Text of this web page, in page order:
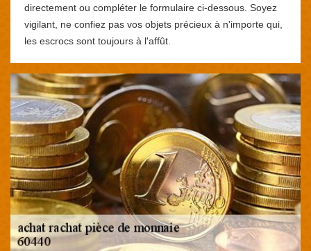
directement ou compléter le formulaire ci-dessous. Soyez
vigilant, ne confiez pas vos objets précieux à n'importe qui,
les escrocs sont toujours à l'affût.